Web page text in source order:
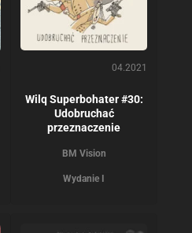
04.2021
Wilq Superbohater #30:
Udobruchać
przeznaczenie
BM Vision
Wydanie I